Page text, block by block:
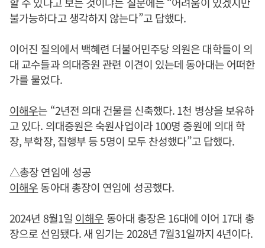
불가능하다고 생각하지 않는다”고 답했다.
이어진 질의에서 백혜련 더불어민주당 의원은 대학들이 의
대 교수들과 의대증원 관련 이견이 있는데 동아대는 어떠한
가를 물었다.
이해우는 “2년전 의대 건물를 신축했다. 1천 병상을 보유하
고 있다. 의대증원은 숙원사업이라 100명 증원에 의대 학
장, 부학장, 집행부 등 5명이 모두 찬성했다”고 답했다.
△총장 연임에 성공
이해우동아대 총장이 연임에 성공했다.
2024년 8월1일 이해우 동아대 총장은 16대에 이어 17대 총
장으로 선임됐다. 새 임기는 2028년 7월31일까지 4년이다.